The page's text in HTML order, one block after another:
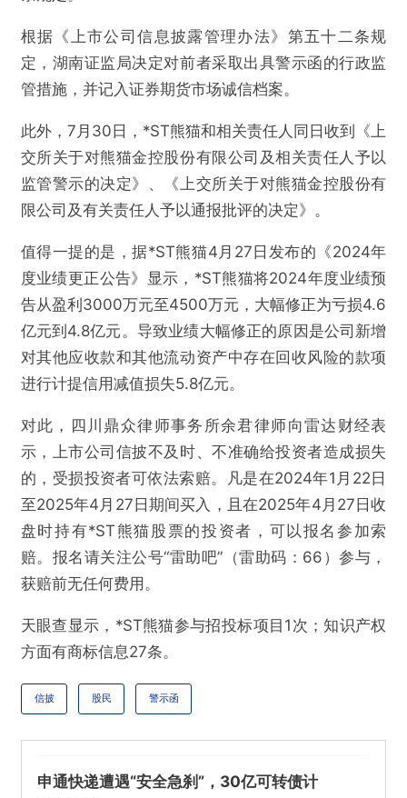
@雷达财经
*ST熊猫收到湖南监管局警示函，信披不准受损
股民可索赔
欺诈 色情 诱导行为
提交
根据《上市公司信息披露管理办法》第五十二条规
定，湖南证监局决定对前者采取出具警示函的行政监
管措施，并记入证券期货市场诚信档案。
此外，7月30日，*ST熊猫和相关责任人同日收到《上
交所关于对熊猫金控股份有限公司及相关责任人予以
监管警示的决定》、《上交所关于对熊猫金控股份有
限公司及有关责任人予以通报批评的决定》。
值得一提的是，据*ST熊猫4月27日发布的《2024年
度业绩更正公告》显示，*ST熊猫将2024年度业绩预
告从盈利3000万元至4500万元，大幅修正为亏损4.6
亿元到4.8亿元。导致业绩大幅修正的原因是公司新增
对其他应收款和其他流动资产中存在回收风险的款项
进行计提信用减值损失5.8亿元。
对此，四川鼎众律师事务所余君律师向雷达财经表
示，上市公司信披不及时、不准确给投资者造成损失
的，受损投资者可依法索赔。凡是在2024年1月22日
至2025年4月27日期间买入，且在2025年4月27日收
盘时持有*ST熊猫股票的投资者，可以报名参加索
赔。报名请关注公号“雷助吧”（雷助码：66）参与，
获赔前无任何费用。
天眼查显示，*ST熊猫参与招投标项目1次；知识产权
方面有商标信息27条。
信披 股民 警示函
申通快递遭遇“安全急刹”，30亿可转债计